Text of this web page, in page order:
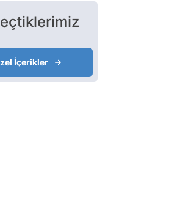
İçerikler